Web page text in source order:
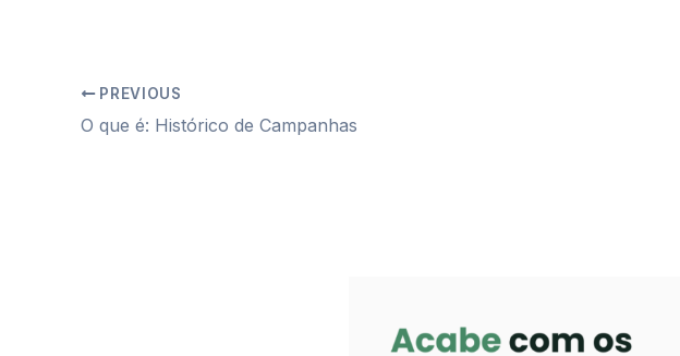
PREVIOUS
O que é: Histórico de Campanhas